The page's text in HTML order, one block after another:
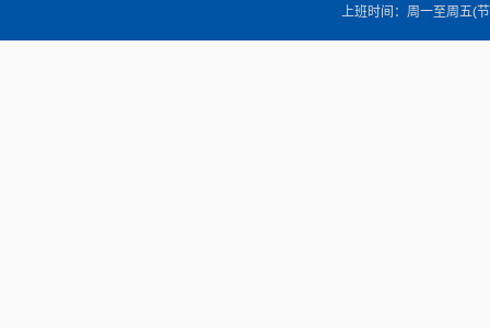
上班时间：周一至周五(